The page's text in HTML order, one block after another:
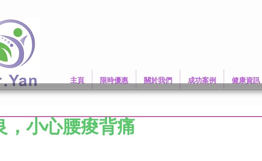
主頁 限時優惠 關於我們 成功案例 健康資訊
，小心腰痠背痛